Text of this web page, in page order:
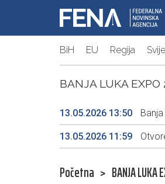
BiH EU Regija
BANJA LUKA EXPO
13.05.2026 13:50
13.05.2026 11:59
Početna > BANJA LUKA